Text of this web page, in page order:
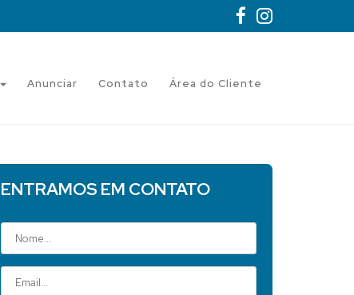
Anunciar Contato Área do Cliente
ENTRAMOS EM CONTATO